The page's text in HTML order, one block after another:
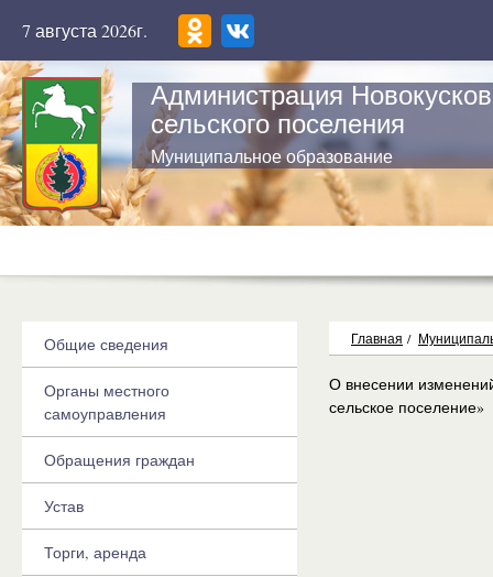
7 августа 2026г.
Администрация
сельского поселения
Муниципальное образование
Главная /
О внесении
сельское поселение»
Общие сведения
Органы местного
самоуправления
Обращения граждан
Устав
Торги, аренда